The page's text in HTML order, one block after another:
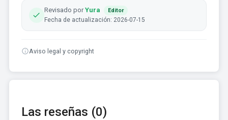
Revisado porYura Editor
Fecha de actualización: 2026-07-15
Aviso legal y copyright
Las reseñas (0)